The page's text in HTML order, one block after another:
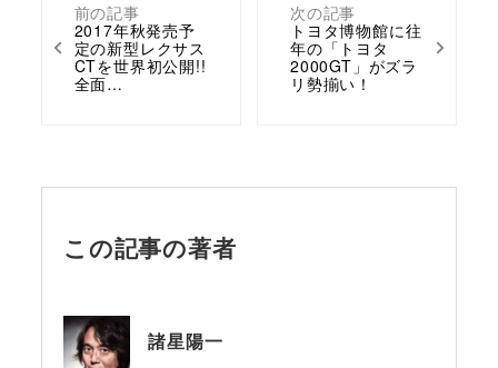
前の記事
2017年秋発売予
定の新型レクサス
CTを世界初公開!!
全面…
次の記事
トヨタ博物館に往
年の「トヨタ
2000GT」がズラ
リ勢揃い！
この記事の著者
諸星陽一